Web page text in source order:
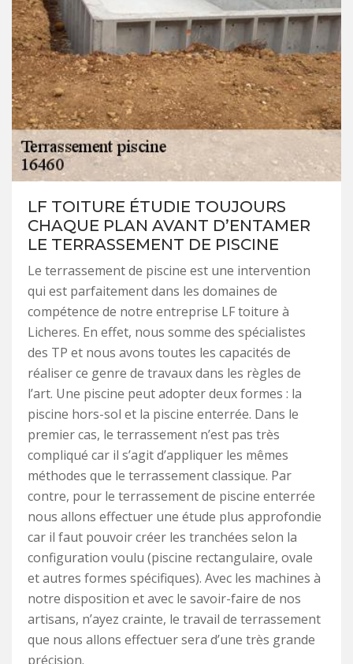
LF TOITURE ÉTUDIE TOUJOURS
CHAQUE PLAN AVANT D’ENTAMER
LE TERRASSEMENT DE PISCINE
Le terrassement de piscine est une intervention
qui est parfaitement dans les domaines de
compétence de notre entreprise LF toiture à
Licheres. En effet, nous somme des spécialistes
des TP et nous avons toutes les capacités de
réaliser ce genre de travaux dans les règles de
l’art. Une piscine peut adopter deux formes : la
piscine hors-sol et la piscine enterrée. Dans le
premier cas, le terrassement n’est pas très
compliqué car il s’agit d’appliquer les mêmes
méthodes que le terrassement classique. Par
contre, pour le terrassement de piscine enterrée
nous allons effectuer une étude plus approfondie
car il faut pouvoir créer les tranchées selon la
configuration voulu (piscine rectangulaire, ovale
et autres formes spécifiques). Avec les machines à
notre disposition et avec le savoir-faire de nos
artisans, n’ayez crainte, le travail de terrassement
que nous allons effectuer sera d’une très grande
précision.